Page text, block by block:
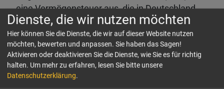
eine Vermögensteuer aus, die in Deutschland
seit 1997 nicht mehr erhoben wird.
Deutschland auf Platz vier bei
Finanzvermögen
Das Anschwellen der Finanzvermögen dank
Dienste, die wir nutzen möchten
Hier können Sie die Dienste, die wir auf dieser Website nutzen
möchten, bewerten und anpassen. Sie haben das Sagen!
Aktivieren oder deaktivieren Sie die Dienste, wie Sie es für richtig
halten. Um mehr zu erfahren, lesen Sie bitte unsere
Datenschutzerklärung.